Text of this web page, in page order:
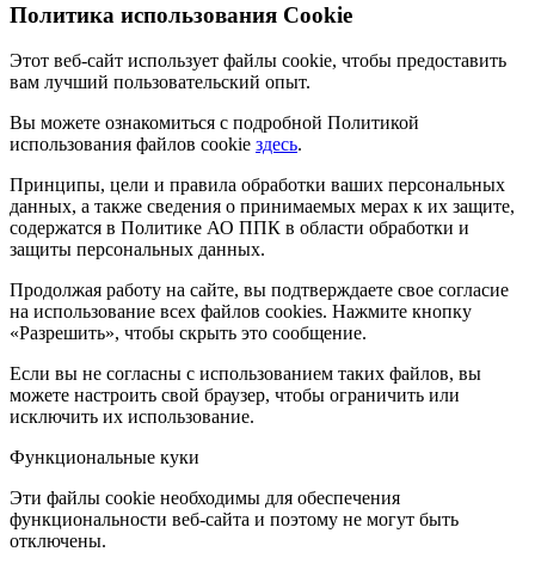
Политика использования Cookie
Этот веб-сайт использует файлы cookie, чтобы предоставить
вам лучший пользовательский опыт.
Вы можете ознакомиться с подробной Политикой
использования файлов cookie здесь.
Принципы, цели и правила обработки ваших персональных
данных, а также сведения о принимаемых мерах к их защите,
содержатся в Политике АО ППК в области обработки и
защиты персональных данных.
Продолжая работу на сайте, вы подтверждаете свое согласие
на использование всех файлов cookies. Нажмите кнопку
«Разрешить», чтобы скрыть это сообщение.
Если вы не согласны с использованием таких файлов, вы
можете настроить свой браузер, чтобы ограничить или
исключить их использование.
Функциональные куки
Эти файлы cookie необходимы для обеспечения
функциональности веб-сайта и поэтому не могут быть
отключены.